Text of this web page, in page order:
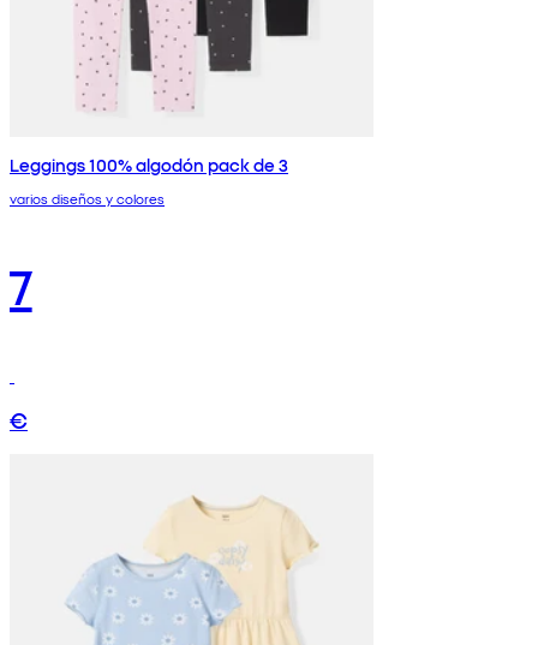
Leggings 100% algodón pack de 3
varios diseños y colores
7
€